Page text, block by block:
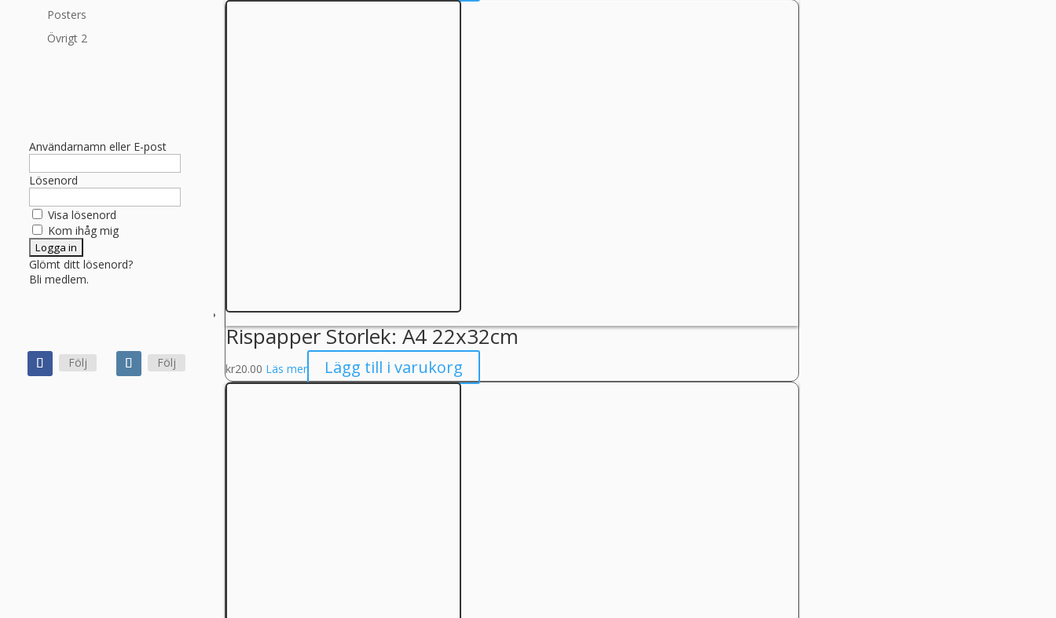
Posters
Övrigt 2
Användarnamn eller E-post
Lösenord
Visa lösenord
Kom ihåg mig
Glömt ditt lösenord?
Bli medlem.
Följ Följ
Rispapper Storlek: A4 22x32cm
kr20.00 Läs mer Lägg till i varukorg